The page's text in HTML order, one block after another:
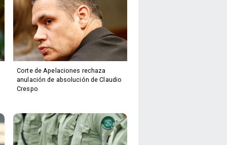
Corte de Apelaciones rechaza
anulación de absolución de Claudio
Crespo